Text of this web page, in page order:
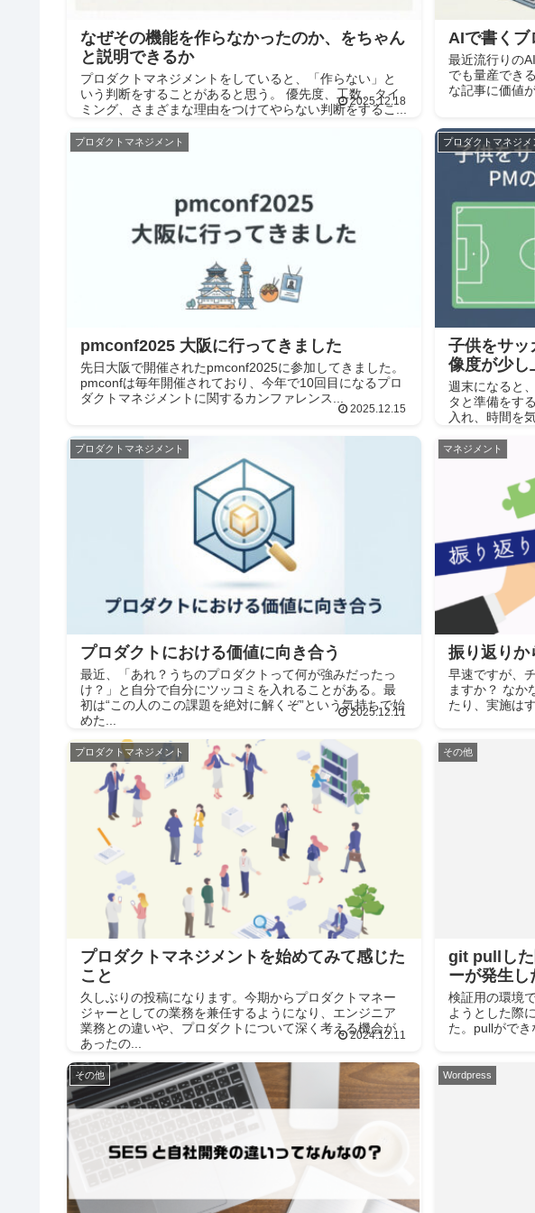
なぜその機能を作らなかったのか、をちゃん
と説明できるか
プロダクトマネジメントをしていると、「作らない」と
いう判断をすることがあると思う。 優先度、工数、タイ
ミング、さまざまな理由をつけてやらない判断をするこ...
2025.12.18
AIで書くブ
最近流行りの
でも量産でき
な記事に価値
プロダクトマネジメント
pmconf2025 大阪に行ってきました
先日大阪で開催されたpmconf2025に参加してきました。
pmconfは毎年開催されており、今年で10回目になるプロ
ダクトマネジメントに関するカンファレンス...
2025.12.15
プロダクトマネジメ
子供をサッ
像度が少し
週末になると
タと準備をす
入れ、時間を
プロダクトマネジメント
プロダクトにおける価値に向き合う
最近、「あれ？うちのプロダクトって何が強みだったっ
け？」と自分で自分にツッコミを入れることがある。最
初は“この人のこの課題を絶対に解くぞ”という気持ちで始
めた...
2025.12.11
マネジメント
振り返りか
早速ですが、
ますか？ なか
たり、実施は
プロダクトマネジメント
プロダクトマネジメントを始めてみて感じた
こと
久しぶりの投稿になります。今期からプロダクトマネー
ジャーとしての業務を兼任するようになり、エンジニア
業務との違いや、プロダクトについて深く考える機会が
あったの...
2024.12.11
その他
git pullし
ーが発生し
検証用の環境
ようとした際
た。pullができ
その他 Wordpress